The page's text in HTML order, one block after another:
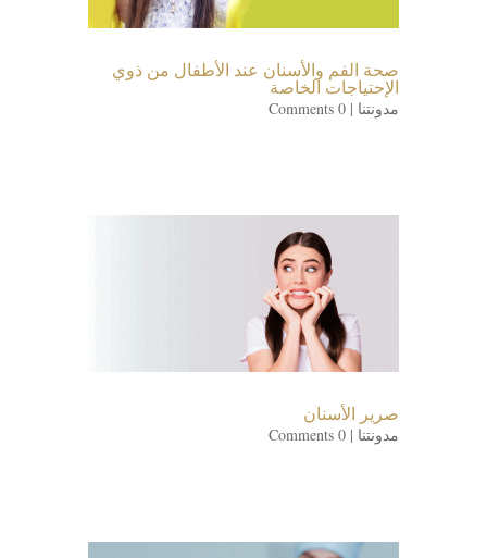
صحة الفم والأسنان عند الأطفال من ذوي
الإحتياجات الخاصة
مدونتنا | 0 Comments
صرير الأسنان
مدونتنا | 0 Comments